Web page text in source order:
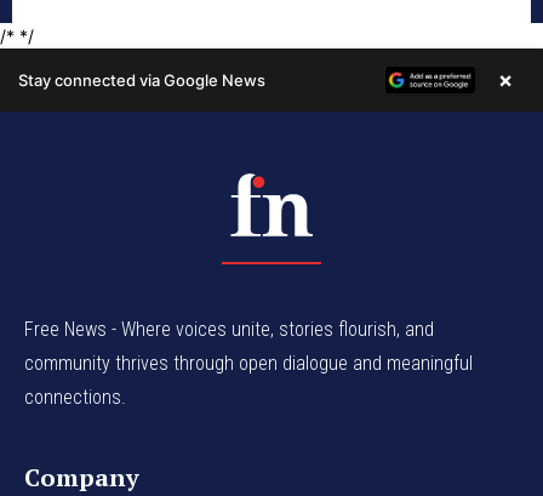
Free News - Where voices unite, stories flourish, and
community thrives through open dialogue and meaningful
connections.
Company